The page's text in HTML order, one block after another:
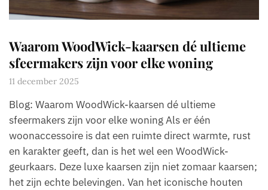
Waarom WoodWick-kaarsen dé ultieme
sfeermakers zijn voor elke woning
11 december 2025
Blog: Waarom WoodWick-kaarsen dé ultieme
sfeermakers zijn voor elke woning Als er één
woonaccessoire is dat een ruimte direct warmte, rust
en karakter geeft, dan is het wel een WoodWick-
geurkaars. Deze luxe kaarsen zijn niet zomaar kaarsen;
het zijn echte belevingen. Van het iconische houten